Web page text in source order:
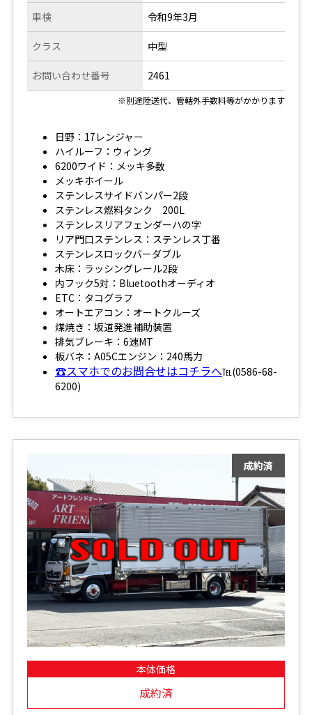
車検
クラス
お問い合わせ番号
令和9年3月
中型
2461
※別途陸送代、管轄外手数料等がかかります
日野：17レンジャー
ハイルーフ：ウィング
6200ワイド：メッキ多数
メッキホイール
ステンレスサイドバンパー2段
ステンレス燃料タンク 200L
ステンレスリアフェンダーハの字
リア門口ステンレス：ステンレス丁番
ステンレスロックバーダブル
木床：ラッシングレール2段
内フック5対：Bluetoothオーディオ
ETC：タコグラフ
オートエアコン：オートクルーズ
煤焼き：坂道発進補助装置
排気ブレーキ：6速MT
板バネ：A05Cエンジン：240馬力
☎スマホでのお問合せはコチラへ℡(0586-68-
6200)
本体価格
成約済